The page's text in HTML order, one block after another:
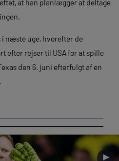
at han planlægger at deltage
næste uge, hvorefter de
efter rejser til USA for at spille
den 6. juni efterfulgt af en
►